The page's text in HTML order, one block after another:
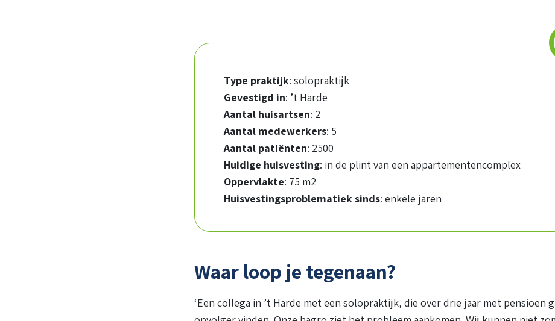
Type praktijk: solopraktijk
Gevestigd in: ’t Harde
Aantal huisartsen: 2
Aantal medewerkers: 5
Aantal patiënten: 2500
Huidige huisvesting: in de plint van een appartementencomplex
Oppervlakte: 75 m2
Huisvestingsproblematiek sinds: enkele jaren
Waar loop je tegenaan?
‘Een collega in ’t Harde met een solopraktijk, die over drie jaar met pensioen